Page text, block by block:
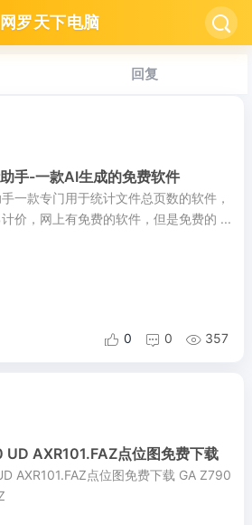
网罗天下电脑 
回复
手-一款AI生成的免费软件
一款专门用于统计文件总页数的软件，
价，网上有免费的软件，但是免费的 ...
 0  0  357
UD AXR101.FAZ点位图免费下载
AXR101.FAZ点位图免费下载 GA Z790